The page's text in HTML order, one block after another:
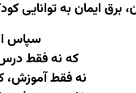
ایمان به توانایی
سپاس
که نه فقط
نه فقط آموزش،